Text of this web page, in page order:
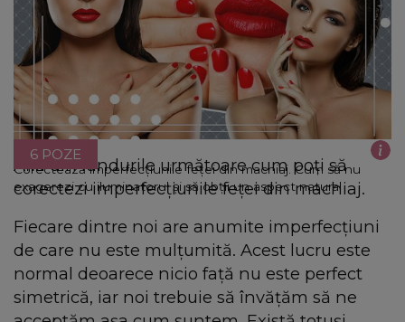
Corectează imperfecțiunile feței din machiaj. Cum să nu
exagerezi cu iluminatorul și să obții un aspect natural
6 POZE
Află din rândurile următoare cum poți să
corectezi imperfecțiunile feței din machiaj.
Fiecare dintre noi are anumite imperfecțiuni
de care nu este mulțumită. Acest lucru este
normal deoarece nicio față nu este perfect
simetrică, iar noi trebuie să învățăm să ne